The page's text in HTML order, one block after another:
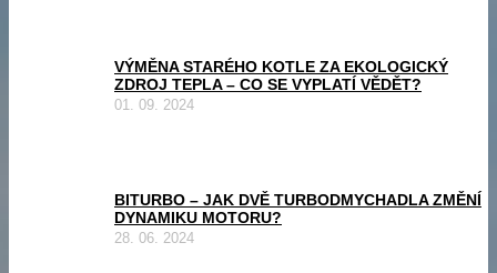
VÝMĚNA STARÉHO KOTLE ZA EKOLOGICKÝ
ZDROJ TEPLA – CO SE VYPLATÍ VĚDĚT?
01. 09. 2024
BITURBO – JAK DVĚ TURBODMYCHADLA ZMĚNÍ
DYNAMIKU MOTORU?
28. 06. 2024